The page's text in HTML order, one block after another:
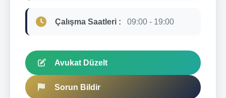
Çalışma Saatleri : 09:00 - 19:00
Avukat Düzelt
Sorun Bildir